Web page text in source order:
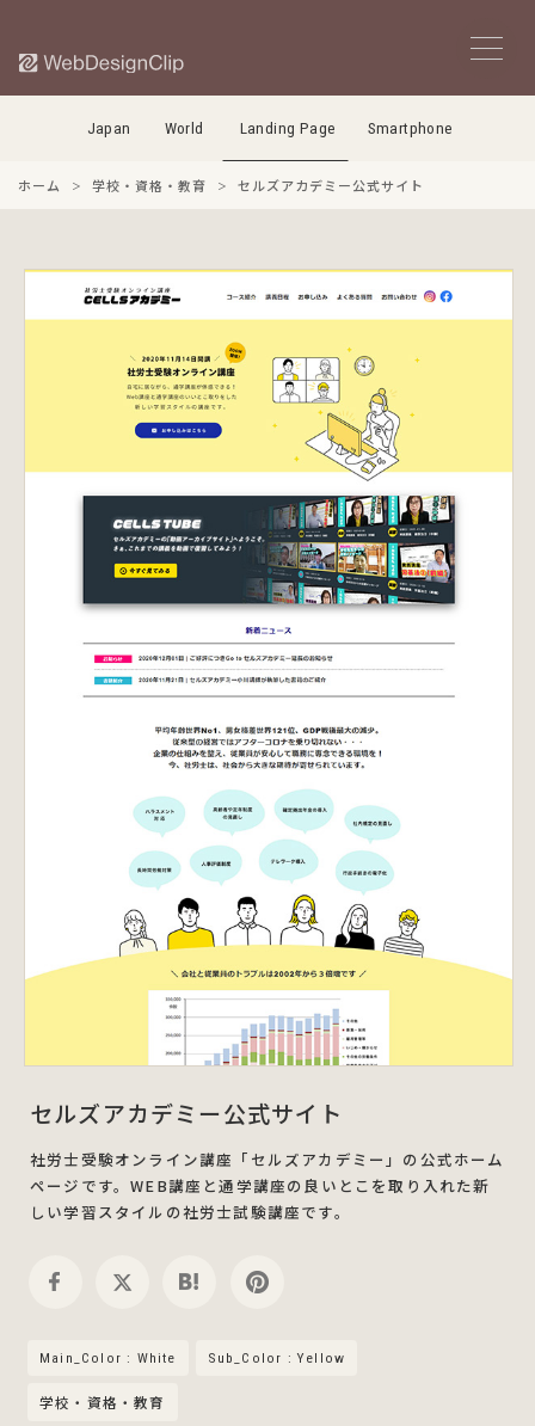
Japan World Landing Page Smartphone
ホーム 学校・資格・教育 セルズアカデミー公式サイト
セルズアカデミー公式サイト
社労士受験オンライン講座「セルズアカデミー」の公式ホーム
ページです。WEB講座と通学講座の良いとこを取り入れた新
しい学習スタイルの社労士試験講座です。
Main_Color : White Sub_Color : Yellow
学校・資格・教育